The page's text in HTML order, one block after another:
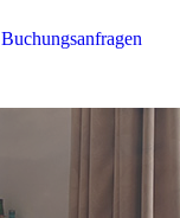
Buchungsanfragen